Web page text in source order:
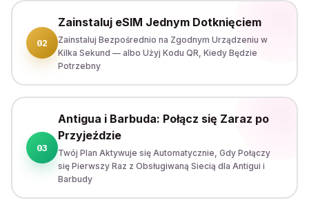
02
Zainstaluj eSIM Jednym Dotknięciem
Zainstaluj Bezpośrednio na Zgodnym Urządzeniu w
Kilka Sekund — albo Użyj Kodu QR, Kiedy Będzie
Potrzebny
03
Antigua i Barbuda: Połącz się Zaraz po
Przyjeździe
Twój Plan Aktywuje się Automatycznie, Gdy Połączy
się Pierwszy Raz z Obsługiwaną Siecią dla Antigui i
Barbudy